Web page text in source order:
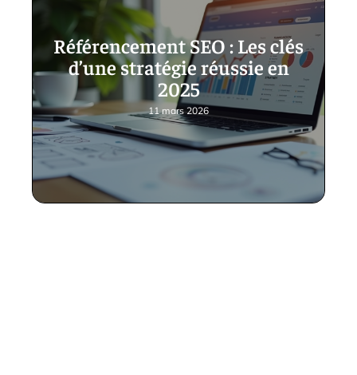
Référencement SEO : Les clés
d’une stratégie réussie en
2025
11 mars 2026